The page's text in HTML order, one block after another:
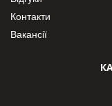
Контакти
Вакансії